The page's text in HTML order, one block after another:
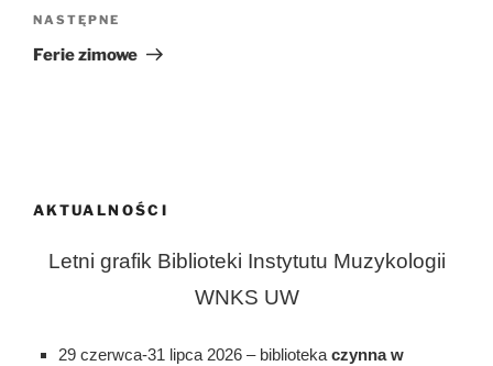
Następny
wpis
NASTĘPNE
Ferie zimowe
AKTUALNOŚCI
Letni grafik Biblioteki Instytutu Muzykologii
WNKS UW
29 czerwca-31 lipca 2026 – biblioteka czynna w